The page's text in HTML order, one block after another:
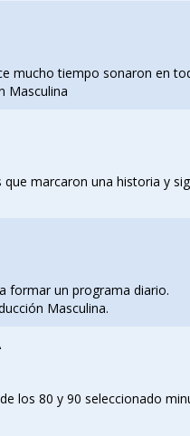
mucho tiempo sonaron en
Masculina
marcaron una historia y
formar un programa diario.
Masculina.
los 80 y 90 seleccionado